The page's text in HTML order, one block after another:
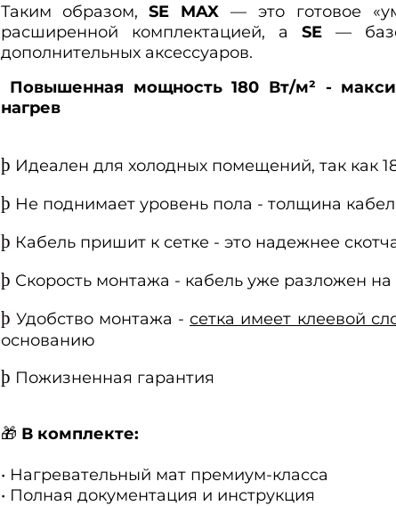
Таким образом, SE MAX — это готовое
расширенной комплектацией, а
SE
—
дополнительных аксессуаров.
Повышенная мощность 180 Вт/м² -
нагрев
þ Идеален для холодных помещений, так как
þ Не поднимает уровень пола - толщина
þ Кабель пришит к сетке - это надежнее
þ Скорость монтажа - кабель уже разложен на
þ Удобство монтажа - сетка имеет клеевой
основанию
þ Пожизненная гарантия
🎁 В комплекте:
• Нагревательный мат премиум-класса
• Полная документация и инструкция